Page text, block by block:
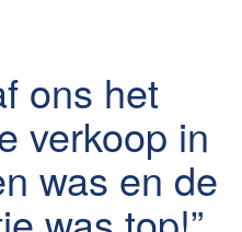
ons het
verkoop in
was en de